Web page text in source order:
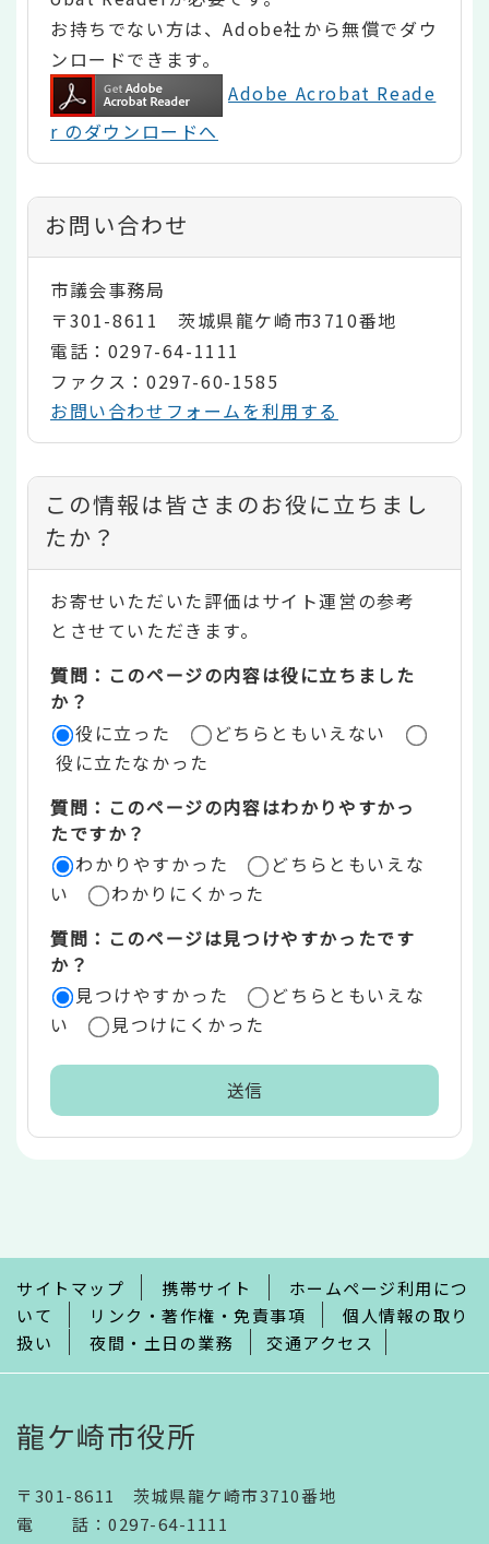
お持ちでない方は、Adobe社から無償でダウ
ンロードできます。
Adobe Acrobat Reade
r のダウンロードへ
お問い合わせ
市議会事務局
〒301-8611 茨城県龍ケ崎市3710番地
電話：0297-64-1111
ファクス：0297-60-1585
お問い合わせフォームを利用する
コ
ン
テ
ン
ツ
評
価
リ
ア
この情報は皆さまのお役に立ちまし
たか？
お寄せいただいた評価はサイト運営の参考
とさせていただきます。
質問：このページの内容は役に立ちました
か？
役に立った
どちらともいえない
役に立たなかった
質問：このページの内容はわかりやすかっ
たですか？
わかりやすかった
どちらともいえな
い
わかりにくかった
質問：このページは見つけやすかったです
か？
見つけやすかった
どちらともいえな
い
見つけにくかった
で
サイトマップ 携帯サイト
ホームページ利用につ
いて
リンク・著作権・免責事項
個人情報の取り
扱い
夜間・土日の業務 交通アクセス
龍ケ崎市役所
〒301-8611 茨城県龍ケ崎市3710番地
電話 ： 0297-64-1111